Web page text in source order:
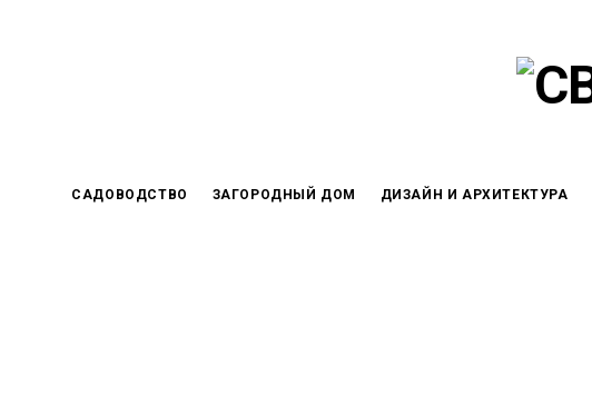
САДОВОДСТВО ЗАГОРОДНЫЙ ДОМ ДИЗАЙН И АРХИТЕКТУРА